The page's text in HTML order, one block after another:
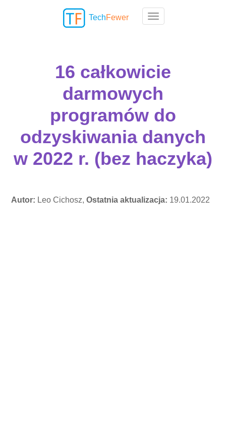
Toggle navigation
TechFewer
16 całkowicie
darmowych
programów do
odzyskiwania danych
w 2022 r. (bez haczyka)
Autor: Leo Cichosz,Ostatnia aktualizacja: 19.01.2022